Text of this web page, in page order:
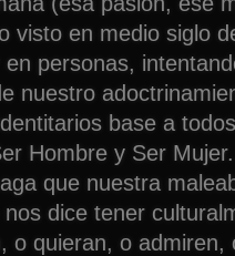
visto en medio siglo
personas,
nuestro
base a
Hombre y Ser
que nuestra
dice tener
o quieran, o